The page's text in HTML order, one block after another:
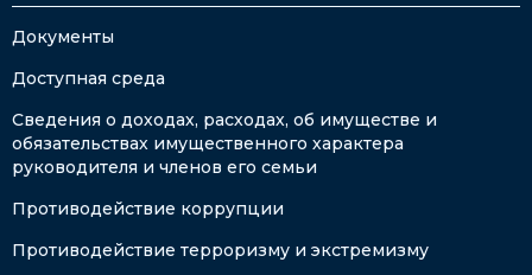
Документы
Доступная среда
Сведения о доходах, расходах, об имуществе и
обязательствах имущественного характера
руководителя и членов его семьи
Противодействие коррупции
Противодействие терроризму и экстремизму